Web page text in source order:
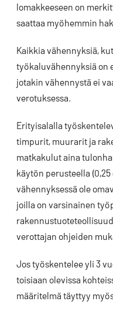
lomakkeeseen on
saattaa myöhemmin
Kaikkia vähennyksiä,
työkaluvähennyksiä on
jotakin vähennystä ei
verotuksessa.
Erityisalalla
timpurit, muurarit ja
matkakulut aina
käytön perusteella
vähennyksessä ole
joilla on varsinainen
verottajan ohjeiden
Jos työskentelee yli 3
toisiaan olevissa
määritelmä täyttyy